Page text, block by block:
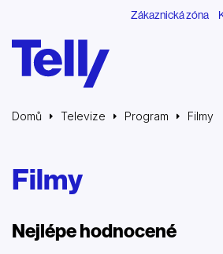
Zákaznická zóna
Domů Televize Program Filmy
Filmy
Nejlépe hodnocené